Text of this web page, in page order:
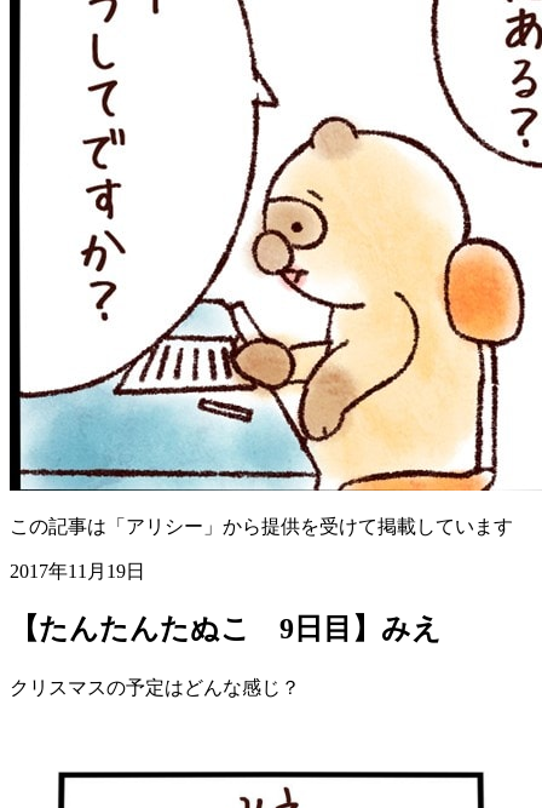
この記事は「アリシー」から提供を受けて掲載しています
2017年11月19日
【たんたんたぬこ 9日目】みえ
クリスマスの予定はどんな感じ？